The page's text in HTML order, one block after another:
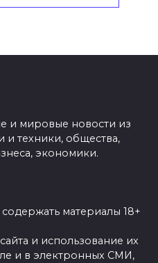
и мировые новости из
и техники, общества,
экономики.
материалы 18+
и использование их
и в электронных СМИ,